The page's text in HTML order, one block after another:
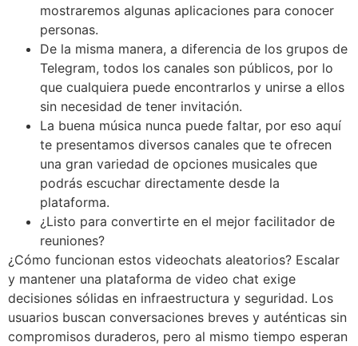
mostraremos algunas aplicaciones para conocer
personas.
De la misma manera, a diferencia de los grupos de
Telegram, todos los canales son públicos, por lo
que cualquiera puede encontrarlos y unirse a ellos
sin necesidad de tener invitación.
La buena música nunca puede faltar, por eso aquí
te presentamos diversos canales que te ofrecen
una gran variedad de opciones musicales que
podrás escuchar directamente desde la
plataforma.
¿Listo para convertirte en el mejor facilitador de
reuniones?
¿Cómo funcionan estos videochats aleatorios? Escalar
y mantener una plataforma de video chat exige
decisiones sólidas en infraestructura y seguridad. Los
usuarios buscan conversaciones breves y auténticas sin
compromisos duraderos, pero al mismo tiempo esperan